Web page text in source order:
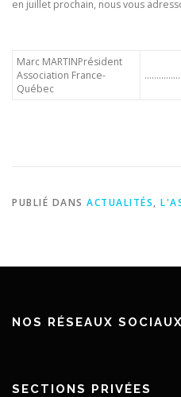
en juillet prochain, nous vous
Marc MARTINPrésident
Association France-
Québec
PUBLIÉ DANS ACTUALITÉS,
NOS RÉSEAUX SOCIAUX
SECTIONS PRIVÉES